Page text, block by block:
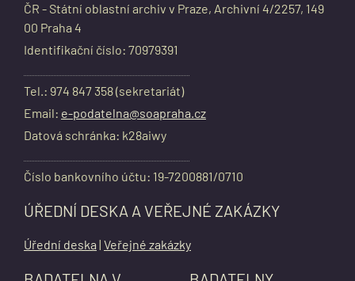
ČR - Státní oblastní archiv v Praze, Archivní 4/2257, 149
00 Praha 4
Identifikační číslo: 70979391
Tel.: 974 847 358 (sekretariát)
Email: e-podatelna@soapraha.cz
Datová schránka: k28aiwy
Číslo bankovního účtu: 19-7200881/0710
ÚŘEDNÍ DESKA A VEŘEJNÉ ZAKÁZKY
Úřední deska | Veřejné zakázky